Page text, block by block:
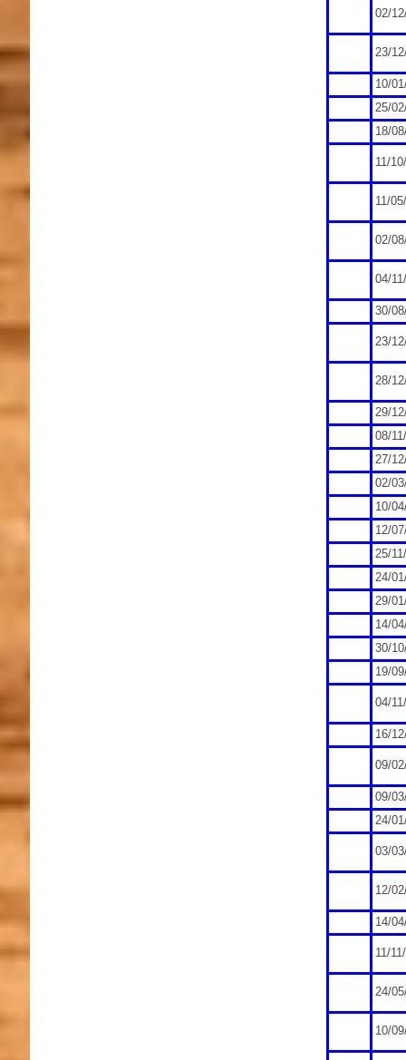
02/
23/
10/
25/
18/
11/
11/
02/
04/
30/
23/
28/
29/
08/
27/
02/
10/
12/
25/
24/
29/
14/
30/
19/
04/
16/
09/
09/
24/
03/
12/
14/
11/
24/
10/